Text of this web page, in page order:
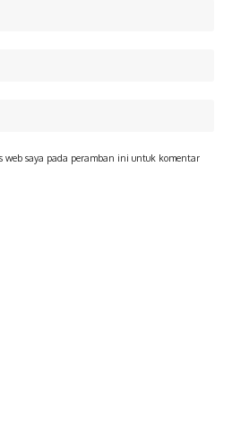
web saya pada peramban ini untuk komentar